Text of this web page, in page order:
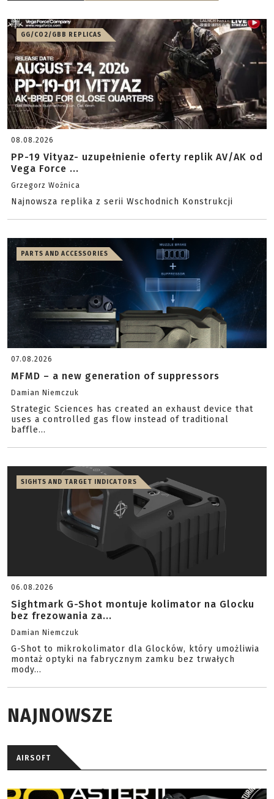
GG/CO2/GBB REPLICAS
08.08.2026
PP-19 Vityaz- uzupełnienie oferty replik AV/AK od
Vega Force ...
Grzegorz Woźnica
Najnowsza replika z serii Wschodnich Konstrukcji
PARTS AND ACCESSORIES
07.08.2026
MFMD – a new generation of suppressors
Damian Niemczuk
Strategic Sciences has created an exhaust device that
uses a controlled gas flow instead of traditional
baffle...
SIGHTS AND TARGET INDICATORS
06.08.2026
Sightmark G-Shot montuje kolimator na Glocku
bez frezowania za...
Damian Niemczuk
G-Shot to mikrokolimator dla Glocków, który umożliwia
montaż optyki na fabrycznym zamku bez trwałych
mody...
NAJNOWSZE
AIRSOFT